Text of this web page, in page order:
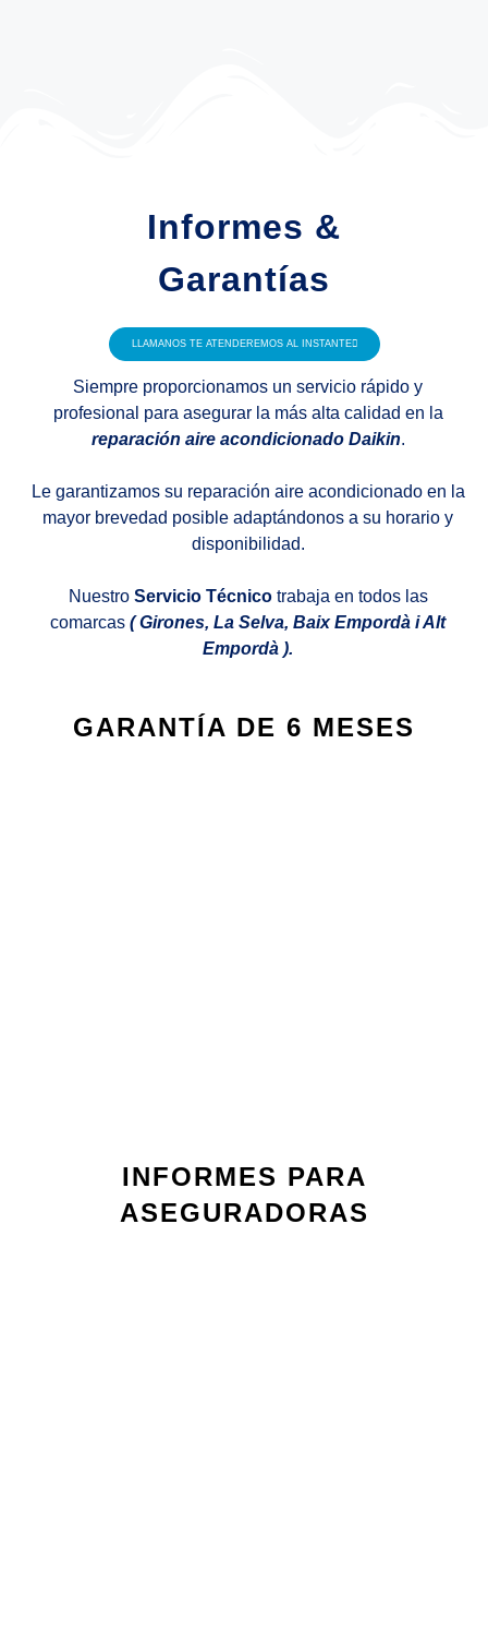
Informes &
Garantías
LLAMANOS TE ATENDEREMOS AL INSTANTE
Siempre proporcionamos un servicio rápido y
profesional para asegurar la más alta calidad en la
reparación aire acondicionado Daikin.
Le garantizamos su reparación aire acondicionado en la
mayor brevedad posible adaptándonos a su horario y
disponibilidad.
Nuestro Servicio Técnicotrabaja en todos las
comarcas ( Girones, La Selva, Baix Empordà i Alt
Empordà ).
GARANTÍA DE 6 MESES
INFORMES PARA
ASEGURADORAS